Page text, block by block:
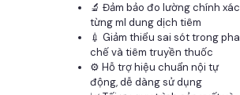
🔬 Đảm bảo đo lường chính xác
từng ml dung dịch tiêm
💉 Giảm thiểu sai sót trong pha
chế và tiêm truyền thuốc
⚙️ Hỗ trợ hiệu chuẩn nội tự
động, dễ dàng sử dụng